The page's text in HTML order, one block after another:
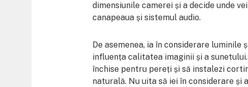
dimensiunile camerei și a decide unde
canapeaua și sistemul audio.
De asemenea, ia în considerare
influența calitatea imaginii și a
închise pentru pereți și să instalezi
naturală. Nu uita să iei în considerare și